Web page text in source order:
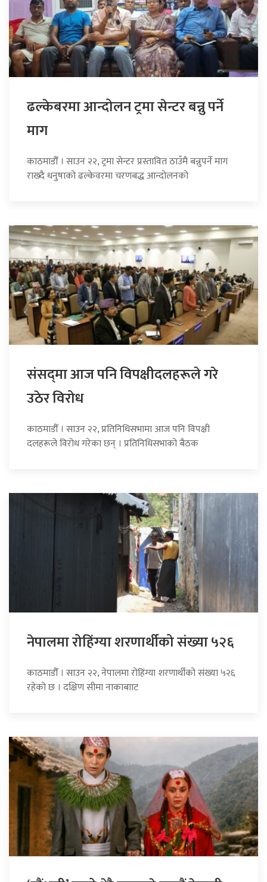
ढल्केबरमा आन्दोलन ट्रमा सेन्टर बन्नु पर्ने
माग
काठमाडौँ । साउन २२, ट्रमा सेन्टर प्रस्तावित ठाउँमै बन्नुपर्ने माग
राख्दै धनुषाको ढल्केवरमा चरणबद्ध आन्दोलनको
संसद्‍मा आज पनि विपक्षीदलहरूले गरे
उठेर विरोध
काठमाडौँ । साउन २२, प्रतिनिधिसभामा आज पनि विपक्षी
दलहरूले विरोध गरेका छन् । प्रतिनिधिसभाको बैठक
नेपालमा रोहिंग्या शरणार्थीको संख्या ५२६
काठमाडौँ । साउन २२, नेपालमा रोहिंग्या शरणार्थीको संख्या ५२६
रहेको छ । दक्षिण सीमा नाकाबााट